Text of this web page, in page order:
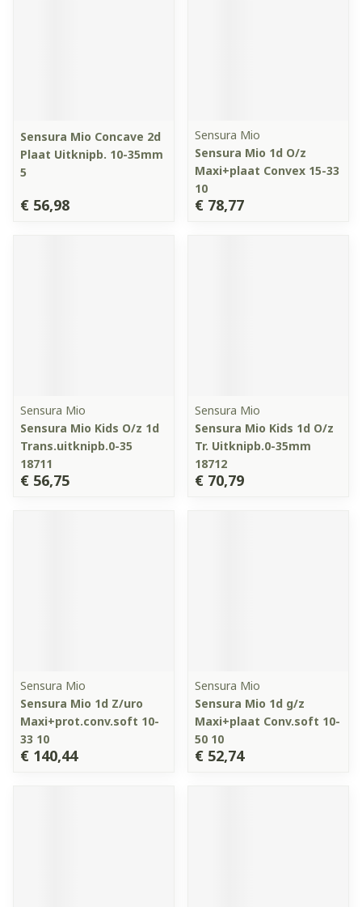
Sensura Mio Concave 2d
Plaat Uitknipb. 10-35mm
5
€ 56,98
Sensura Mio
Sensura Mio 1d O/z
Maxi+plaat Convex 15-33
10
€ 78,77
Sensura Mio
Sensura Mio Kids O/z 1d
Trans.uitknipb.0-35
18711
€ 56,75
Sensura Mio
Sensura Mio Kids 1d O/z
Tr. Uitknipb.0-35mm
18712
€ 70,79
Sensura Mio
Sensura Mio 1d Z/uro
Maxi+prot.conv.soft 10-
33 10
€ 140,44
Sensura Mio
Sensura Mio 1d g/z
Maxi+plaat Conv.soft 10-
50 10
€ 52,74